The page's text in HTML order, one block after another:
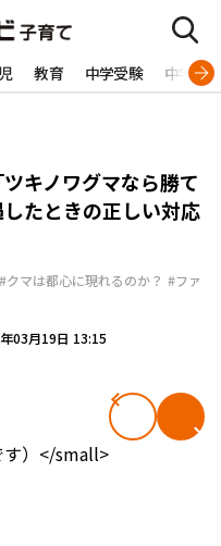
教育 中学受験 中学生
キノワグマなら勝て
たときの正しい対応
#クマは都心に現れるのか？ #ファ
03月19日 13:15